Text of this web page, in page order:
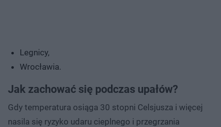
Legnicy,
Wrocławia.
Jak zachować się podczas upałów?
Gdy temperatura osiąga 30 stopni Celsjusza i więcej
nasila się ryzyko udaru cieplnego i przegrzania